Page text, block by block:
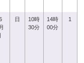
日
10時
30分
14時
00分
1